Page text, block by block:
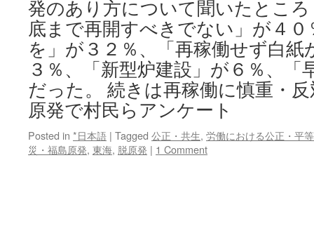
発のあり方について聞いたとこ
底まで再開すべきでない」が４
を」が３２％、「再稼働せず白紙
３％、「新型炉建設」が６％、「
だった。 続きは再稼働に慎重・
原発で村民らアンケート
Posted in *日本語 | Tagged 公正・共生, 労働における公正・平等
災・福島原発, 東海, 脱原発 | 1 Comment